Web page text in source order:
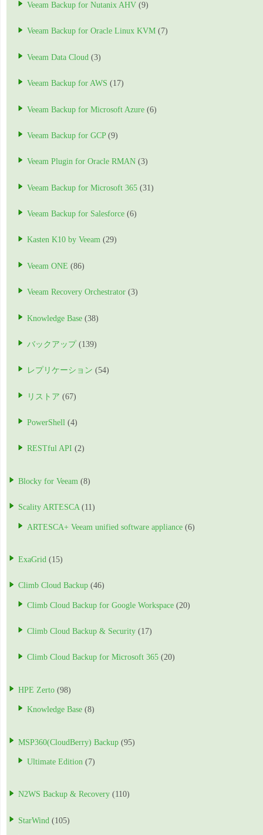
Veeam Backup for Nutanix AHV (9)
Veeam Backup for Oracle Linux KVM (7)
Veeam Data Cloud (3)
Veeam Backup for AWS (17)
Veeam Backup for Microsoft Azure (6)
Veeam Backup for GCP(9)
Veeam Plugin for Oracle RMAN (3)
Veeam Backup for Microsoft 365 (31)
Veeam Backup for Salesforce (6)
Kasten K10 by Veeam (29)
Veeam ONE (86)
Veeam Recovery Orchestrator (3)
Knowledge Base (38)
バックアップ (139)
レプリケーション (54)
リストア (67)
PowerShell (4)
RESTful API (2)
Blocky for Veeam (8)
Scality ARTESCA(11)
ARTESCA+ Veeam unified software appliance (6)
ExaGrid (15)
Climb Cloud Backup (46)
Climb Cloud Backup for Google Workspace (20)
Climb Cloud Backup & Security (17)
Climb Cloud Backup for Microsoft 365 (20)
HPE Zerto (98)
Knowledge Base (8)
MSP360(CloudBerry) Backup (95)
Ultimate Edition (7)
N2WS Backup & Recovery (110)
StarWind (105)